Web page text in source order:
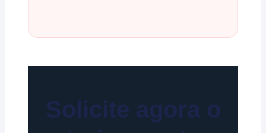
Solicite agora o